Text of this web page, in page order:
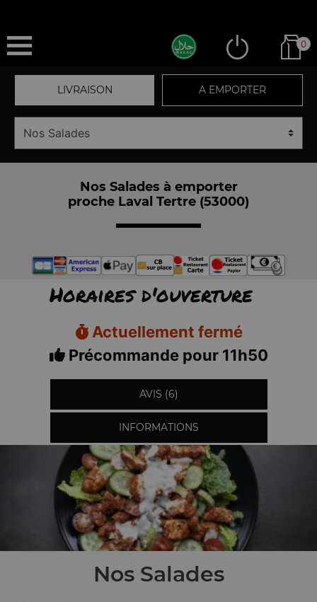
0
LIVRAISON A EMPORTER
Nos Salades à emporter
proche Laval Tertre (53000)
Horaires d'ouverture
Actuellement fermé
Précommande pour 11h50
AVIS (6)
INFORMATIONS
Nos Salades